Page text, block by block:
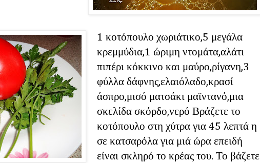
1 κοτόπουλο χωριάτικο,5 μεγάλα
κρεμμύδια,1 ώριμη ντομάτα,αλάτι
πιπέρι κόκκινο και μαύρο,ρίγανη,3
φύλλα δάφνης,ελαιόλαδο,κρασί
άσπρο,μισό ματσάκι μαϊντανό,μια
σκελίδα σκόρδο,νερό Βράζετε το
κοτόπουλο στη χύτρα για 45 λεπτά η
σε κατσαρόλα για μιά ώρα επειδή
είναι σκληρό το κρέας του. Το βάζετε